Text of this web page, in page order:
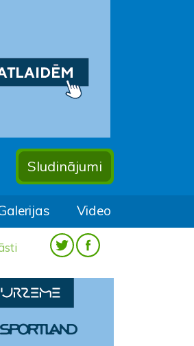
Sludinājumi
Video